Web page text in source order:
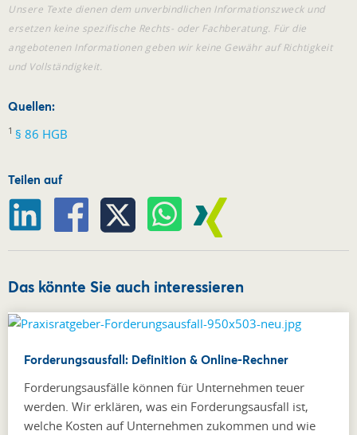
Unsere Texte dienen dem unverbindlichen Informationszweck und
ersetzen keine spezifische Rechts- oder Fachberatung. Für die
angebotenen Informationen geben wir keine Gewähr auf Richtigkeit
und Vollständigkeit.
Quellen:
1 § 86 HGB
Teilen auf
Das könnte Sie auch interessieren
Forderungsausfall: Definition & Online-Rechner
Forderungsausfälle können für Unternehmen teuer
werden. Wir erklären, was ein Forderungsausfall ist,
welche Kosten auf Unternehmen zukommen und wie